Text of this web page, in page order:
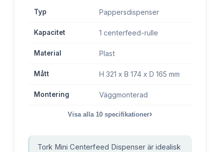
Typ Pappersdispenser
Kapacitet 1 centerfeed-rulle
Material Plast
Mått H 321 x B 174 x D 165 mm
Montering Väggmonterad
Visa alla 10 specifikationer›
Tork Mini Centerfeed Dispenser är idealisk